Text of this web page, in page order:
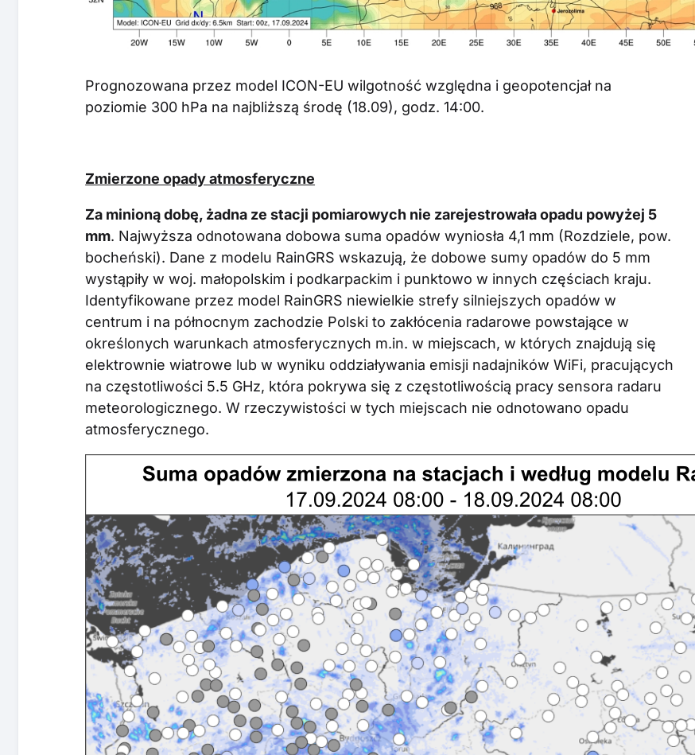
Prognozowana przez model ICON-EU wilgotność względna i geopotencjał na
poziomie 300 hPa na najbliższą środę (18.09), godz. 14:00.
Zmierzone opady atmosferyczne
Za minioną dobę, żadna ze stacji pomiarowych nie zarejestrowała opadu powyżej 5
mm. Najwyższa odnotowana dobowa suma opadów wyniosła 4,1 mm (Rozdziele, pow.
bocheński). Dane z modelu RainGRS wskazują, że dobowe sumy opadów do 5 mm
wystąpiły w woj. małopolskim i podkarpackim i punktowo w innych częściach kraju.
Identyfikowane przez model RainGRS niewielkie strefy silniejszych opadów w
centrum i na północnym zachodzie Polski to zakłócenia radarowe powstające w
określonych warunkach atmosferycznych m.in. w miejscach, w których znajdują się
elektrownie wiatrowe lub w wyniku oddziaływania emisji nadajników WiFi, pracujących
na częstotliwości 5.5 GHz, która pokrywa się z częstotliwością pracy sensora radaru
meteorologicznego. W rzeczywistości w tych miejscach nie odnotowano opadu
atmosferycznego.